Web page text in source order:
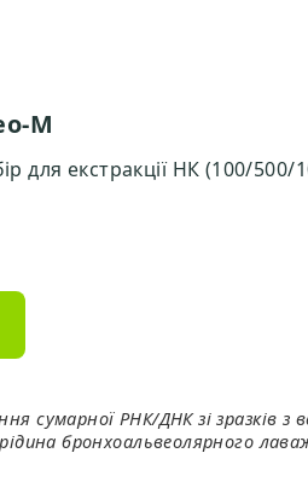
M
для екстракції НК (100/500/
сумарної РНК/ДНК зі зразків з
бронхоальвеолярного